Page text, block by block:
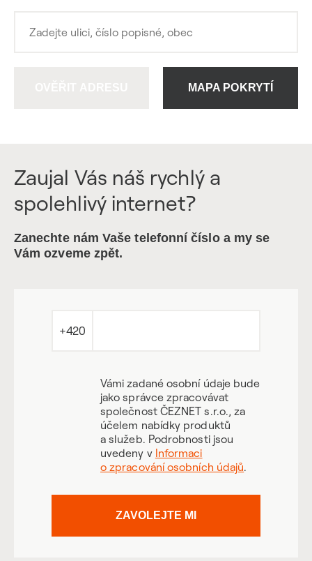
MAPA POKRYTÍ
Zaujal Vás náš rychlý a
spolehlivý internet?
Zanechte nám Vaše telefonní číslo a my se
Vám ozveme zpět.
+420
Vámi zadané osobní údaje bude
jako správce zpracovávat
společnost ČEZNET s.r.o., za
účelem nabídky produktů
a služeb. Podrobnosti jsou
uvedeny v Informaci
o zpracování osobních údajů.
ZAVOLEJTE MI